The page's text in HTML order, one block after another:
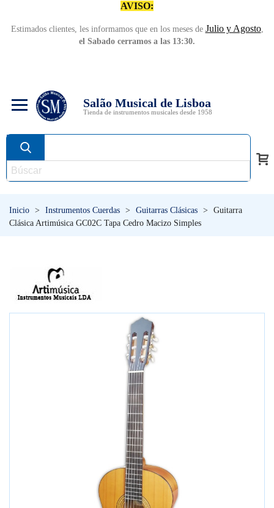
AVISO:
Estimados clientes, les informamos que en los meses de Julio y Agosto,
el Sabado cerramos a las 13:30.
Salão Musical de Lisboa
Tienda de instrumentos musicales desde 1958
Inicio > Instrumentos Cuerdas > Guitarras Clásicas >
Guitarra
Clásica Artimúsica GC02C Tapa Cedro Macizo Simples